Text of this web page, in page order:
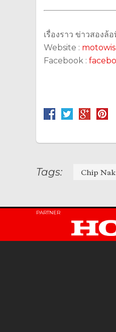
เรื่องราว ข่าวสองล้
Website :
Facebook :
Tags: Chip
PARTNER